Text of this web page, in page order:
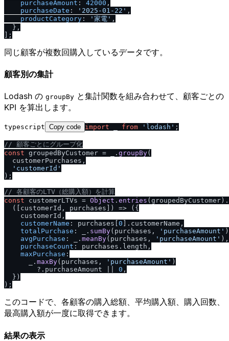
purchaseAmount : 42000 ,
purchaseDate : '2025-01-22' ,
productCategory : '家電' ,
  },
同じ顧客が複数回購入しているデータです。
顧客別の集計
Lodash の groupBy と集計関数を組み合わせて、顧客ごとの
KPI を算出します。
typescript Copy code import from 'lodash' ;
// 顧客ごとにグループ化
const groupedByCustomer = _. groupBy(
  customerPurchases,
'customerId'
);
// 各顧客のLTV（総購入額）を計算
const customerLTVs = Object . entries (groupedByCustomer).
(
[customerId, purchases] ) => ({
    customerId,
customerName : purchases[ 0 ]. customerName ,
totalPurchase : _. sumBy(purchases, 'purchaseAmount'
avgPurchase : _. meanBy(purchases, 'purchaseAmount' ),
purchaseCount : purchases. length ,
maxPurchase :
      _.
maxBy(purchases, 'purchaseAmount' )
        ?.
purchaseAmount 0 ,
  })
このコードで、各顧客の購入総額、平均購入額、購入回数、
最高購入額が一度に取得できます。
結果の表示